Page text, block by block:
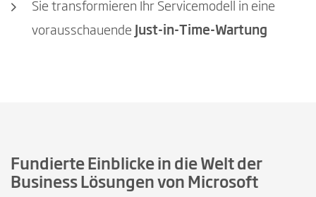
Sie transformieren Ihr Servicemodell in eine
vorausschauende
Just-in-Time-Wartung
Fundierte Einblicke in die Welt der
Business Lösungen von Microsoft